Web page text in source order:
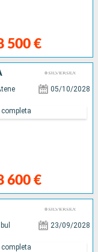
500 €
05/10/2028
600 €
completa
23/09/2028
completa